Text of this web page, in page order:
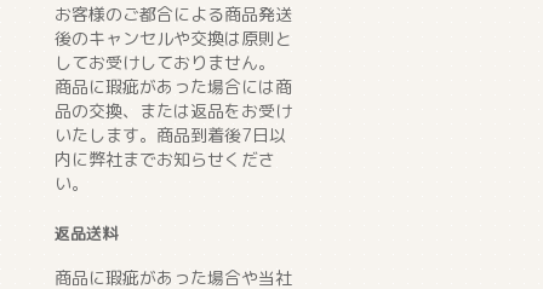
お客様のご都合による商品発送
後のキャンセルや交換は原則と
してお受けしておりません。
商品に瑕疵があった場合には商
品の交換、または返品をお受け
いたします。商品到着後7日以
内に弊社までお知らせくださ
い。
返品送料
商品に瑕疵があった場合や当社